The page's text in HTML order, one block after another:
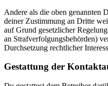
Andere als die oben genannten
deiner Zustimmung an Dritte
auf Grund gesetzlicher
an Strafverfolgungsbehörden)
Durchsetzung rechtlicher
Gestattung der